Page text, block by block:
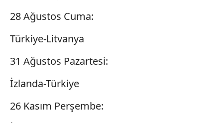
28 Ağustos Cuma:
Türkiye-Litvanya
31 Ağustos Pazartesi:
İzlanda-Türkiye
26 Kasım Perşembe: